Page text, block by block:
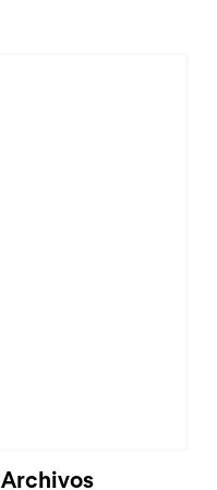
Archivos